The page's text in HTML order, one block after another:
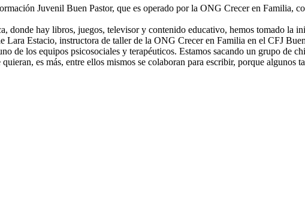
Juvenil Buen Pastor, que es operado por la ONG Crecer en Familia,
donde hay libros, juegos, televisor y contenido educativo, hemos tomado la
Lara Estacio, instructora de taller de la ONG Crecer en Familia en el CFJ
de los equipos psicosociales y terapéuticos. Estamos sacando un grupo de
es más, entre ellos mismos se colaboran para escribir, porque algunos